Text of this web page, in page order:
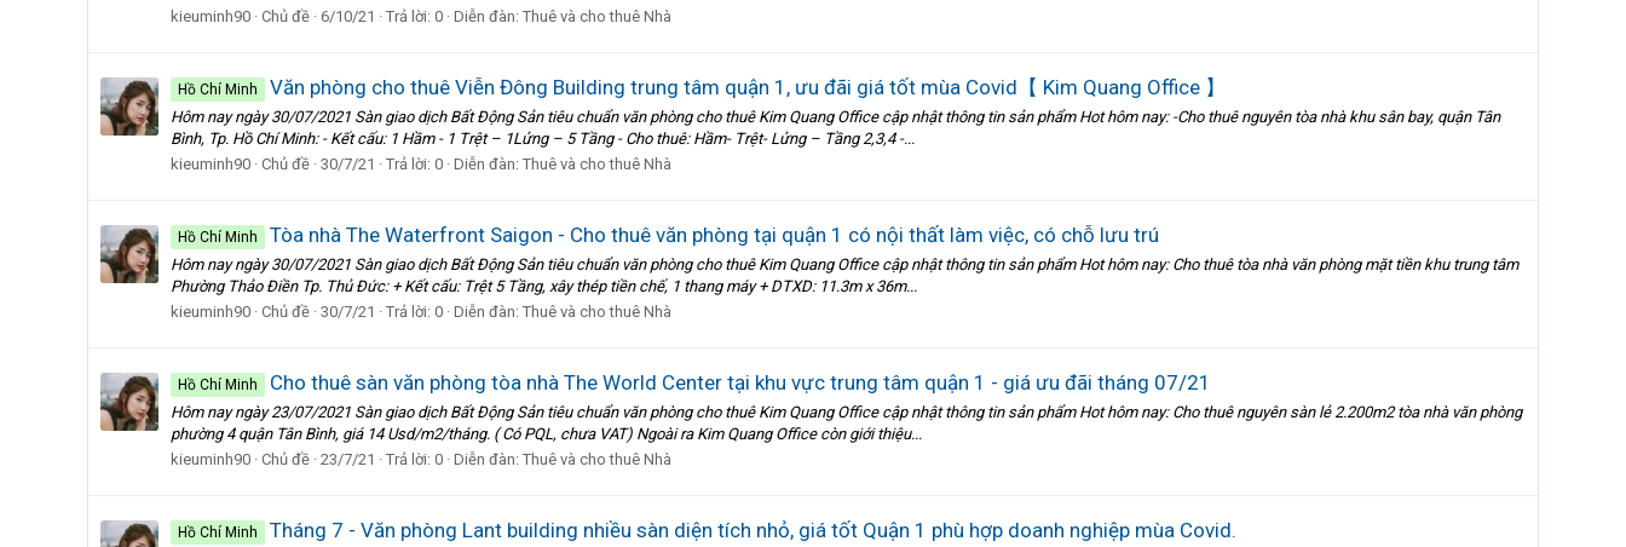
kieuminh90 Chủ đề 6/10/21 Trả lời: 0 Diễn đàn: Thuê và cho thuê Nhà
Hồ Chí Minh Văn phòng cho thuê Viễn Đông Building trung tâm quận 1, ưu đãi giá tốt mùa Covid【 Kim Quang Office 】
Hôm nay ngày 30/07/2021 Sàn giao dịch Bất Động Sản tiêu chuẩn văn phòng cho thuê Kim Quang Office cập nhật thông tin sản phẩm Hot hôm nay: -Cho thuê nguyên tòa nhà khu sân bay, quận Tân
Bình, Tp. Hồ Chí Minh: - Kết cấu: 1 Hầm - 1 Trệt – 1Lửng – 5 Tầng - Cho thuê: Hầm- Trệt- Lửng – Tầng 2,3,4 -...
kieuminh90 Chủ đề 30/7/21 Trả lời: 0 Diễn đàn: Thuê và cho thuê Nhà
Hồ Chí Minh Tòa nhà The Waterfront Saigon - Cho thuê văn phòng tại quận 1 có nội thất làm việc, có chỗ lưu trú
Hôm nay ngày 30/07/2021 Sàn giao dịch Bất Động Sản tiêu chuẩn văn phòng cho thuê Kim Quang Office cập nhật thông tin sản phẩm Hot hôm nay: Cho thuê tòa nhà văn phòng mặt tiền khu trung tâm
Phường Thảo Điền Tp. Thủ Đức: + Kết cấu: Trệt 5 Tầng, xây thép tiền chế, 1 thang máy + DTXD: 11.3m x 36m...
kieuminh90 Chủ đề 30/7/21 Trả lời: 0 Diễn đàn: Thuê và cho thuê Nhà
Hồ Chí Minh Cho thuê sàn văn phòng tòa nhà The World Center tại khu vực trung tâm quận 1 - giá ưu đãi tháng 07/21
Hôm nay ngày 23/07/2021 Sàn giao dịch Bất Động Sản tiêu chuẩn văn phòng cho thuê Kim Quang Office cập nhật thông tin sản phẩm Hot hôm nay: Cho thuê nguyên sàn lẻ 2.200m2 tòa nhà văn phòng
phường 4 quận Tân Bình, giá 14 Usd/m2/tháng. ( Có PQL, chưa VAT) Ngoài ra Kim Quang Office còn giới thiệu...
kieuminh90 Chủ đề 23/7/21 Trả lời: 0 Diễn đàn: Thuê và cho thuê Nhà
Hồ Chí Minh Tháng 7 - Văn phòng Lant building nhiều sàn diện tích nhỏ, giá tốt Quận 1 phù hợp doanh nghiệp mùa Covid.